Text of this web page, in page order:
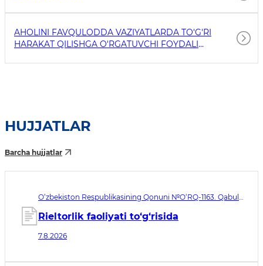
AHOLINI FAVQULODDA VAZIYATLARDA TO'G'RI
HARAKAT QILISHGA O'RGATUVCHI FOYDALI
HUJJATLAR
Barcha hujjatlar
O‘zbekiston Respublikasining Qonuni №O‘RQ-1163. Qabul
Rieltorlik faoliyati to‘g‘risida
7.8.2026